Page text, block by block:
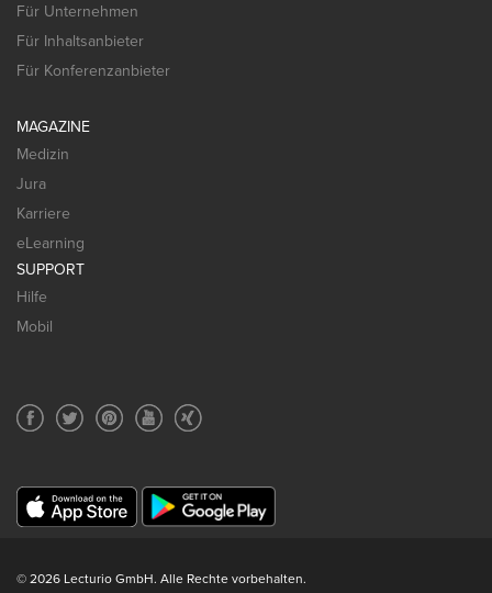
Für Unternehmen
Für Inhaltsanbieter
Für Konferenzanbieter
MAGAZINE
Medizin
Jura
Karriere
eLearning
SUPPORT
Hilfe
Mobil
© 2026 Lecturio GmbH. Alle Rechte vorbehalten.